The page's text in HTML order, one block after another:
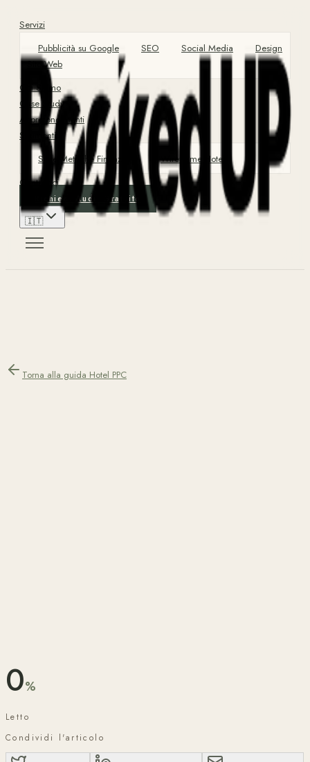
Servizi
Pubblicità su Google
SEO Social Media
Design
Sito Web
Chi Siamo
Case Study
Approfondimenti
Strumenti
Suite Metriche Finanziarie
Wireframe Hotel
Contattaci
Richiedi Audit Gratuito
🇮🇹
Torna alla guida Hotel PPC
0%
Letto
Condividi l'articolo